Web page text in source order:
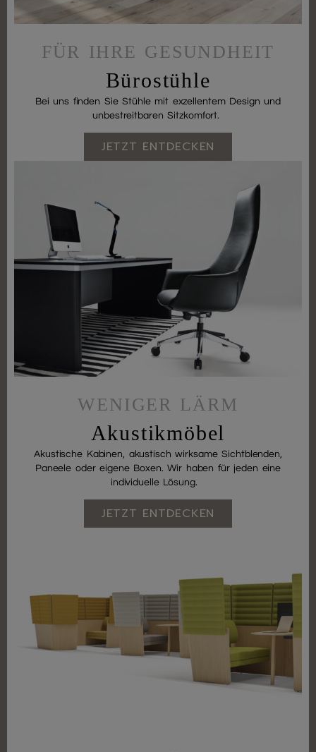
WENIGER LÄRM
Akustikmöbel
Akustische Kabinen, akustisch wirksame Sichtblenden,
Paneele oder eigene Boxen. Wir haben für jeden eine
individuelle Lösung.
JETZT ENTDECKEN
FÜR IHRE GESUNDHEIT
Bürostühle
Bei uns finden Sie Stühle mit exzellentem Design und
unbestreitbaren Sitzkomfort.
JETZT ENTDECKEN